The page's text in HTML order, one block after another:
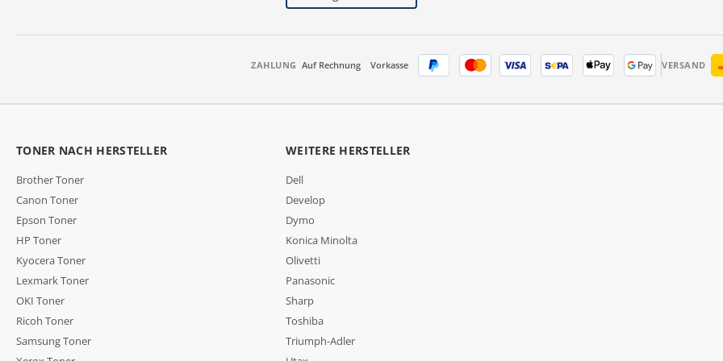
ZAHLUNG Auf Rechnung Vorkasse VERSAND
TONER NACH HERSTELLER
Brother Toner
Canon Toner
Epson Toner
HP Toner
Kyocera Toner
Lexmark Toner
OKI Toner
Ricoh Toner
Samsung Toner
WEITERE HERSTELLER
Dell
Develop
Dymo
Konica Minolta
Olivetti
Panasonic
Sharp
Toshiba
Triumph-Adler